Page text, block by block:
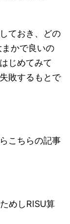
ておき、どの
かで良いの
じめてみて
敗するもとで
こちらの記事
めしRISU算